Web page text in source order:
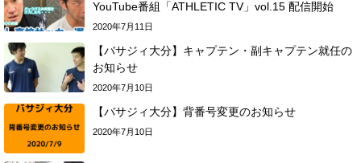
YouTube番組「ATHLETIC TV」vol.15 配信開始
2020年7月11日
【バサジィ大分】キャプテン・副キャプテン就任の
お知らせ
2020年7月10日
【バサジィ大分】背番号変更のお知らせ
2020年7月10日